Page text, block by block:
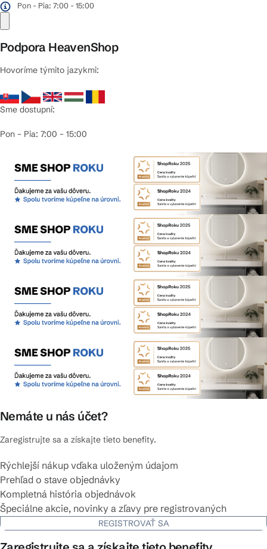
Pon - Pia: 7:00 - 15:00
Podpora HeavenShop
Hovoríme týmito jazykmi:
Sme dostupní:
Pon – Pia: 7:00 – 15:00
Nemáte u nás účet?
Zaregistrujte sa a získajte tieto benefity.
Rýchlejší nákup vďaka uloženým údajom
Prehľad o stave objednávky
Kompletná história objednávok
Špeciálne akcie, novinky a zľavy pre registrovaných
REGISTROVAŤ SA